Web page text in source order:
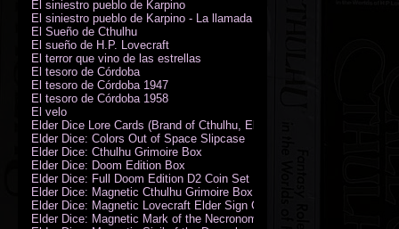
El siniestro pueblo de Karpino
El siniestro pueblo de Karpino - La llamada de Cthulhu
El Sueño de Cthulhu
El sueño de H.P. Lovecraft
El terror que vino de las estrellas
El tesoro de Córdoba
El tesoro de Córdoba 1947
El tesoro de Córdoba 1958
El velo
Elder Dice Lore Cards (Brand of Cthulhu, Elder Sign, Astral Elder Sign)
Elder Dice: Colors Out of Space Slipcase
Elder Dice: Cthulhu Grimoire Box
Elder Dice: Doom Edition Box
Elder Dice: Full Doom Edition D2 Coin Set
Elder Dice: Magnetic Cthulhu Grimoire Box
Elder Dice: Magnetic Lovecraft Elder Sign Grimoire Box
Elder Dice: Magnetic Mark of the Necronomicon Grimoire Box